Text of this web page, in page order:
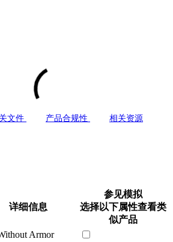
文件 产品合规性
相关资源
详细信息
参见模拟
选择以下属性查看类
似产品
Armor